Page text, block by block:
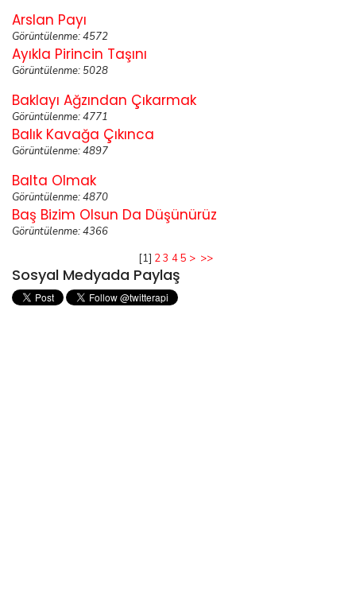
Arslan Payı
Görüntülenme: 4572
Ayıkla Pirincin Taşını
Görüntülenme: 5028
Baklayı Ağzından Çıkarmak
Görüntülenme: 4771
Balık Kavağa Çıkınca
Görüntülenme: 4897
Balta Olmak
Görüntülenme: 4870
Baş Bizim Olsun Da Düşünürüz
Görüntülenme: 4366
[1] 23 45 > >>
Sosyal Medyada Paylaş